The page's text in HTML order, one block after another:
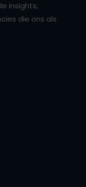
insights,
die ons als